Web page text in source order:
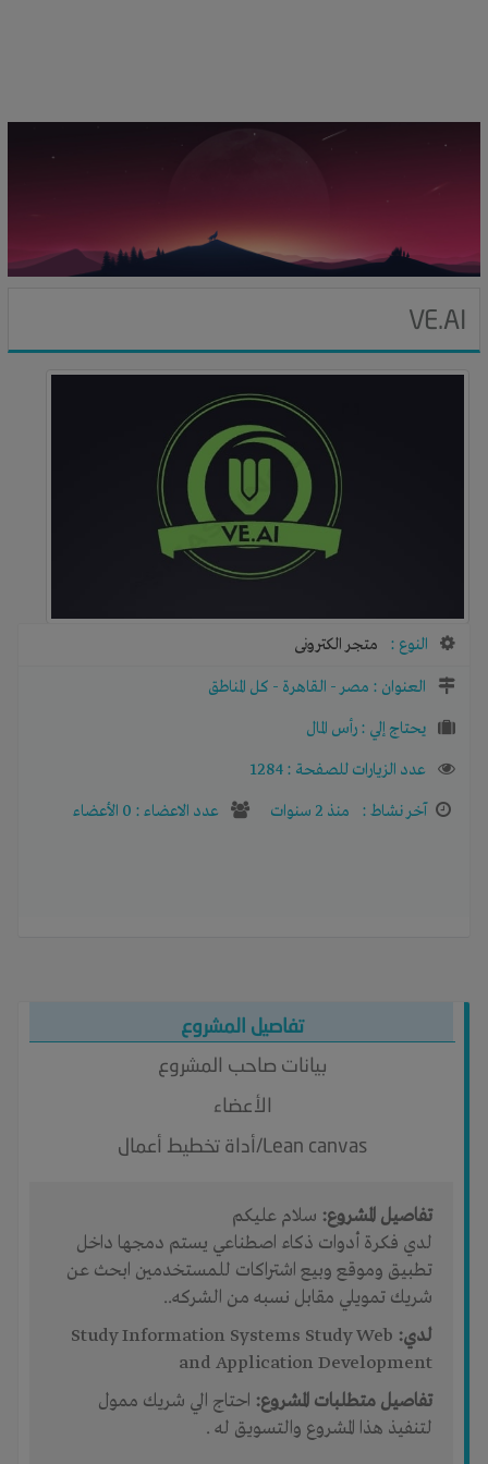
n
VE.AI
النوع :
متجر الكترونى
العنوان : مصر - القاهرة - كل المناطق
يحتاج إلي : رأس المال
عدد الزيارات للصفحة : 1284
آخر نشاط :
منذ 2 سنوات عدد الاعضاء : 0 الأعضاء
تفاصيل المشروع
بيانات صاحب المشروع
الأعضاء
Lean canvas/أداة تخطيط أعمال
تفاصيل المشروع: سلام عليكم
لدي فكرة أدوات ذكاء اصطناعي يستم دمجها داخل
تطبيق وموقع وبيع اشتراكات للمستخدمين ابحث عن
شريك تمويلي مقابل نسبه من الشركه..
لدي: Study Information Systems Study Web
and Application Development
تفاصيل متطلبات المشروع: احتاج الي شريك ممول
لتنفيذ هذا المشروع والتسويق له .